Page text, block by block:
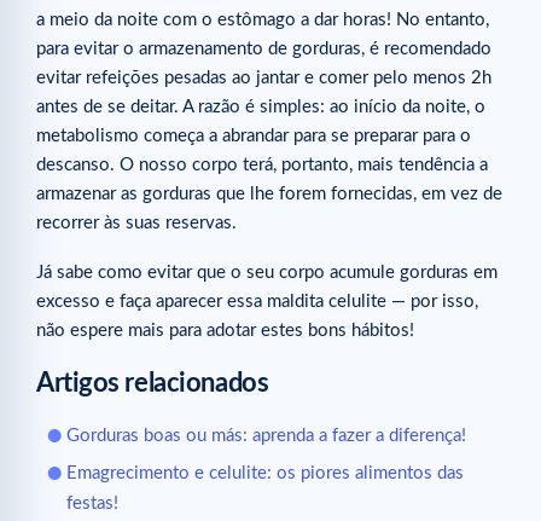
a meio da noite com o estômago a dar horas! No entanto,
para evitar o armazenamento de gorduras, é recomendado
evitar refeições pesadas ao jantar e comer pelo menos 2h
antes de se deitar. A razão é simples: ao início da noite, o
metabolismo começa a abrandar para se preparar para o
descanso. O nosso corpo terá, portanto, mais tendência a
armazenar as gorduras que lhe forem fornecidas, em vez de
recorrer às suas reservas.
Já sabe como evitar que o seu corpo acumule gorduras em
excesso e faça aparecer essa maldita celulite — por isso,
não espere mais para adotar estes bons hábitos!
Artigos relacionados
Gorduras boas ou más: aprenda a fazer a diferença!
Emagrecimento e celulite: os piores alimentos das
festas!